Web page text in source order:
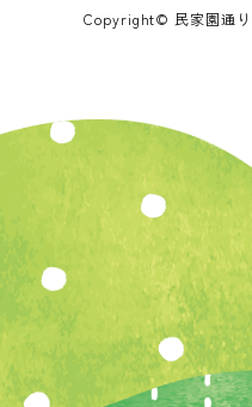
Copyright© 民家園通